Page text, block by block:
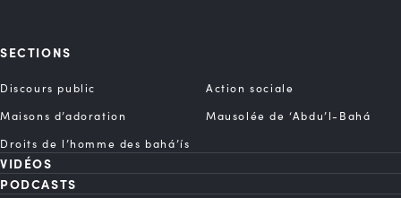
SECTIONS
Discours public
Action sociale
Maisons d’adoration
Mausolée de ‘Abdu’l-Bahá
Droits de l’homme des bahá’ís
VIDÉOS
PODCASTS